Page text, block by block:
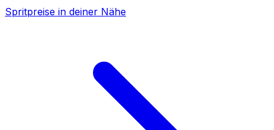
Spritpreise in deiner Nähe